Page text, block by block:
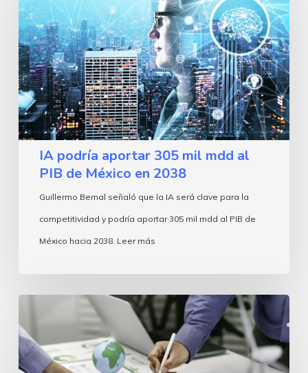
aportar
305
mil
mdd
al
PIB
de
México
IA podría aportar 305 mil mdd al
PIB de México en 2038
Guillermo Bernal señaló que la IA será clave para la
competitividad y podría aportar 305 mil mdd al PIB de
México hacia 2038. Leer más
nueva
gobernanza